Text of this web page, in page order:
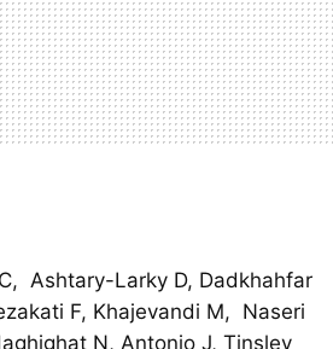
Ashtary-Larky D, Dadkhahfar
F, Khajevandi M, Naseri
N, Antonio J, Tinsley